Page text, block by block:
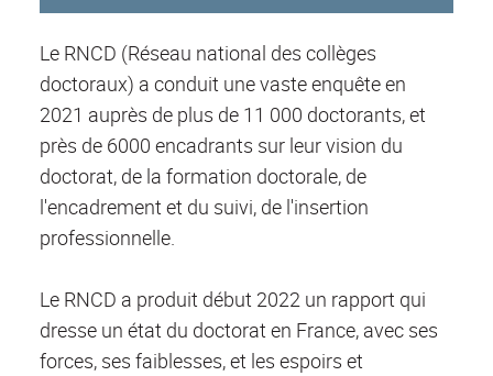
Le RNCD (Réseau national des collèges
doctoraux) a conduit une vaste enquête en
2021 auprès de plus de 11 000 doctorants, et
près de 6000 encadrants sur leur vision du
doctorat, de la formation doctorale, de
l'encadrement et du suivi, de l'insertion
professionnelle.
Le RNCD a produit début 2022 un rapport qui
dresse un état du doctorat en France, avec ses
forces, ses faiblesses, et les espoirs et